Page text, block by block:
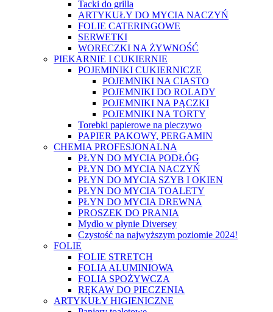
Tacki do grilla
ARTYKUŁY DO MYCIA NACZYŃ
FOLIE CATERINGOWE
SERWETKI
WORECZKI NA ŻYWNOŚĆ
PIEKARNIE I CUKIERNIE
POJEMINIKI CUKIERNICZE
POJEMNIKI NA CIASTO
POJEMNIKI DO ROLADY
POJEMNIKI NA PĄCZKI
POJEMNIKI NA TORTY
Torebki papierowe na pieczywo
PAPIER PAKOWY, PERGAMIN
CHEMIA PROFESJONALNA
PŁYN DO MYCIA PODŁÓG
PŁYN DO MYCIA NACZYŃ
PŁYN DO MYCIA SZYB I OKIEN
PŁYN DO MYCIA TOALETY
PŁYN DO MYCIA DREWNA
PROSZEK DO PRANIA
Mydło w płynie Diversey
Czystość na najwyższym poziomie 2024!
FOLIE
FOLIE STRETCH
FOLIA ALUMINIOWA
FOLIA SPOŻYWCZA
RĘKAW DO PIECZENIA
ARTYKUŁY HIGIENICZNE